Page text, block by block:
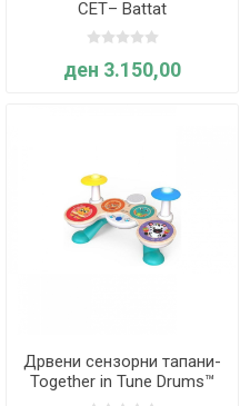
СЕТ– Battat
ден 3.150,00
Дрвени сензорни тапани-
Together in Tune Drums™